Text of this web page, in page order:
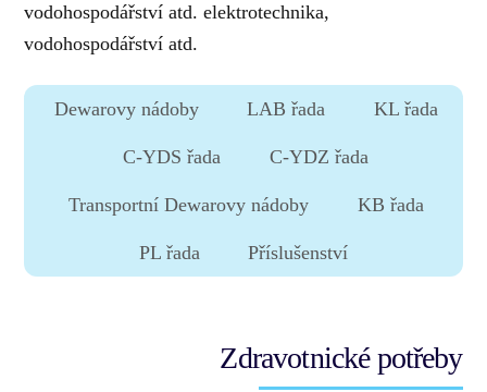
vodohospodářství atd. elektrotechnika,
vodohospodářství atd.
Dewarovy nádoby LAB řada KL řada
C-YDS řada C-YDZ řada
Transportní Dewarovy nádoby KB řada
PL řada Příslušenství
Zdravotnické potřeby